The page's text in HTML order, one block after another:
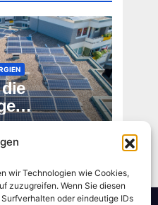
wir Technologien wie Cookies,
zuzugreifen. Wenn Sie diesen
oder eindeutige IDs